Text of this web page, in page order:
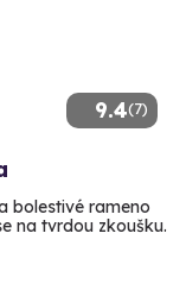
9.4(7)
bolestivé rameno
na tvrdou zkoušku.